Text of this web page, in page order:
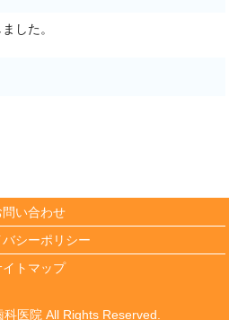
した。
問い合わせ
バシーポリシー
イトマップ
医院 All Rights Reserved.